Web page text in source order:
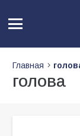
Главная
голова